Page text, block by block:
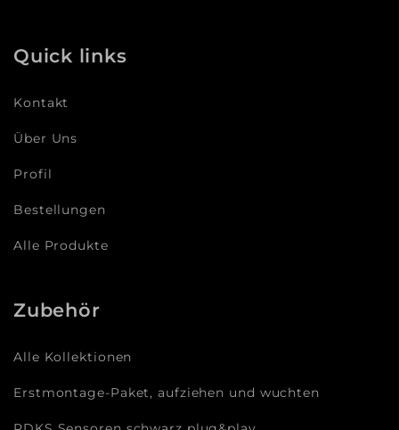
Quick links
Kontakt
Über Uns
Profil
Bestellungen
Alle Produkte
Zubehör
Alle Kollektionen
Erstmontage-Paket, aufziehen und wuchten